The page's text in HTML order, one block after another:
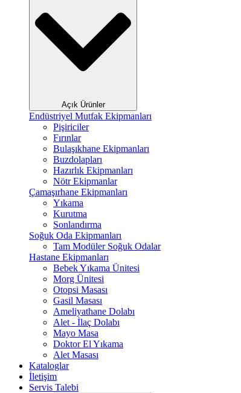
Açık Ürünler
Endüstriyel Mutfak Ekipmanları
Pişiriciler
Fırınlar
Bulaşıkhane Ekipmanları
Buzdolapları
Hazırlık Ekipmanları
Nötr Ekipmanlar
Çamaşırhane Ekipmanları
Yıkama
Kurutma
Sonlandırma
Soğuk Oda Ekipmanları
Tam Modüler Soğuk Odalar
Hastane Ekipmanları
Bebek Yıkama Ünitesi
Morg Ünitesi
Otopsi Masası
Gasil Masası
Ameliyathane Dolabı
Alet - İlaç Dolabı
Mayo Masa
Doktor El Yıkama
Alet Masası
Kataloglar
İletişim
Servis Talebi